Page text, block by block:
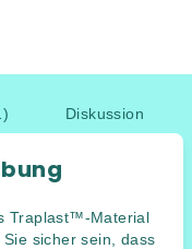
Diskussion
Traplast™-Material
sicher sein, dass